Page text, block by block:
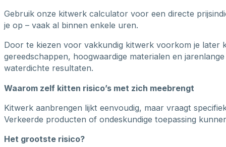
Gebruik onze kitwerk calculator voor een directe
je op – vaak al binnen enkele uren.
Door te kiezen voor vakkundig kitwerk voorkom je later
gereedschappen, hoogwaardige materialen en
waterdichte resultaten.
Waarom zelf kitten risico’s met zich meebrengt
Kitwerk aanbrengen lijkt eenvoudig, maar vraagt
Verkeerde producten of ondeskundige toepassing
Het grootste risico?